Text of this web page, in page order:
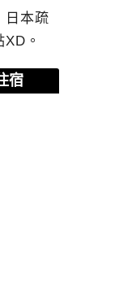
日本疏
。
宿